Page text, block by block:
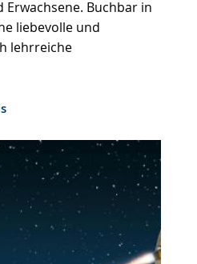
Erwachsene. Buchbar in
liebevolle und
lehrreiche